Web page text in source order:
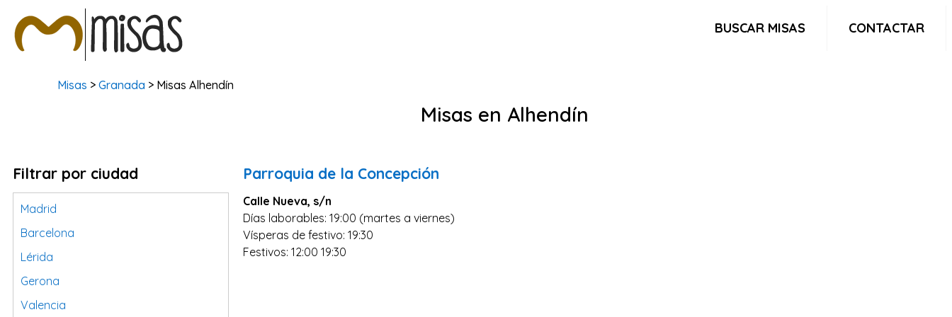
BUSCAR MISAS CONTACTAR
Misas >Granada > Misas Alhendín
Misas en Alhendín
Filtrar por ciudad
Madrid
Barcelona
Lérida
Gerona
Valencia
Parroquia de la Concepción
Calle Nueva, s/n
Días laborables: 19:00 (martes a viernes)
Vísperas de festivo: 19:30
Festivos: 12:00 19:30